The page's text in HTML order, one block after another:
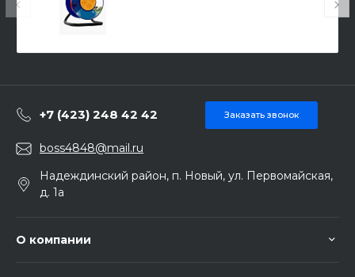
+7 (423) 248 42 42 Заказать звонок
boss4848@mail.ru
Надеждинский район, п. Новый, ул. Первомайская,
д. 1а
О компании